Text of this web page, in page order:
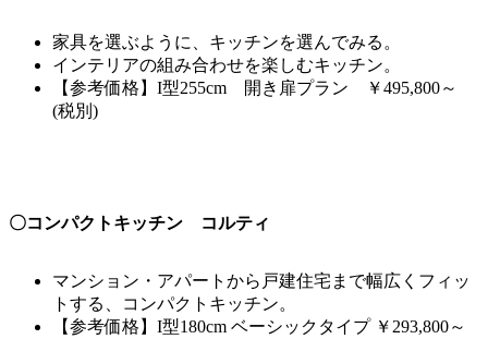
家具を選ぶように、キッチンを選んでみる。
インテリアの組み合わせを楽しむキッチン。
【参考価格】I型255cm 開き扉プラン ￥495,800～
(税別)
〇コンパクトキッチン コルティ
マンション・アパートから戸建住宅まで幅広くフィッ
トする、コンパクトキッチン。
【参考価格】I型180cm ベーシックタイプ ￥293,800～